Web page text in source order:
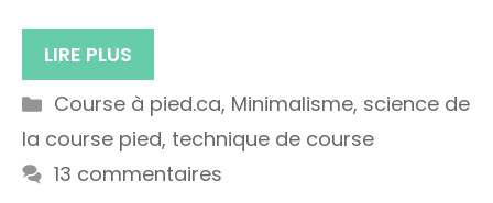
LIRE PLUS
Catégories
Course à pied.ca, Minimalisme, science de
la course pied, technique de course
13 commentaires